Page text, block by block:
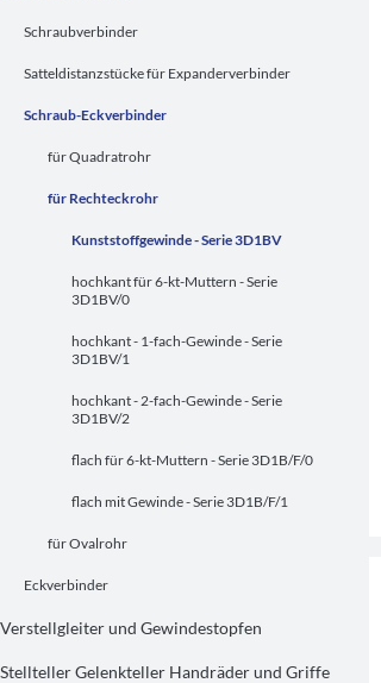
Schraubverbinder
Satteldistanzstücke für Expanderverbinder
Schraub-Eckverbinder
für Quadratrohr
für Rechteckrohr
Kunststoffgewinde - Serie 3D1BV
hochkant für 6-kt-Muttern - Serie
3D1BV/0
hochkant - 1-fach-Gewinde - Serie
3D1BV/1
hochkant - 2-fach-Gewinde - Serie
3D1BV/2
flach für 6-kt-Muttern - Serie 3D1B/F/0
flach mit Gewinde - Serie 3D1B/F/1
für Ovalrohr
Eckverbinder
Verstellgleiter und Gewindestopfen
Stellteller Gelenkteller Handräder und Griffe